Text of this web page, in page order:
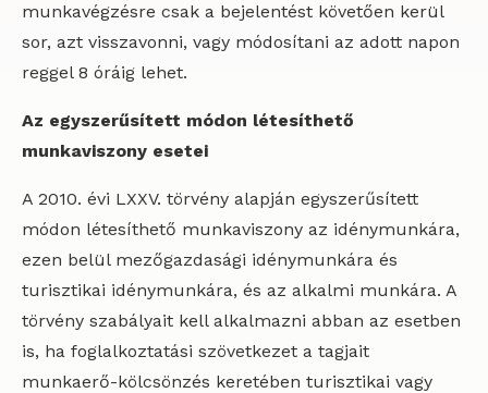
munkavégzésre csak a bejelentést követően kerül
sor, azt visszavonni, vagy módosítani az adott napon
reggel 8 óráig lehet.
Az egyszerűsített módon létesíthető
munkaviszony esetei
A 2010. évi LXXV. törvény alapján egyszerűsített
módon létesíthető munkaviszony az idénymunkára,
ezen belül mezőgazdasági idénymunkára és
turisztikai idénymunkára, és az alkalmi munkára. A
törvény szabályait kell alkalmazni abban az esetben
is, ha foglalkoztatási szövetkezet a tagjait
munkaerő-kölcsönzés keretében turisztikai vagy